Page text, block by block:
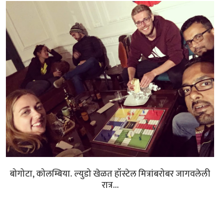
बोगोटा, कोलम्बिया. ल्युडो खेळत हॉस्टेल मित्रांबरोबर जागवलेली
रात्र...